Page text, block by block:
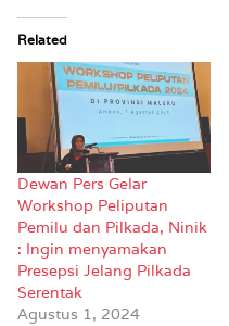
Related
Dewan Pers Gelar
Workshop Peliputan
Pemilu dan Pilkada, Ninik
: Ingin menyamakan
Presepsi Jelang Pilkada
Serentak
Agustus 1, 2024